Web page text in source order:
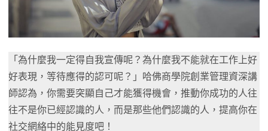
「為什麼我一定得自我宣傳呢？為什麼我不能就在工作上好
好表現，等待應得的認可呢？」哈佛商學院創業管理資深講
師認為，你需要突顯自己才能獲得機會，推動你成功的人往
往不是你已經認識的人，而是那些他們認識的人，提高你在
社交網絡中的能見度吧！